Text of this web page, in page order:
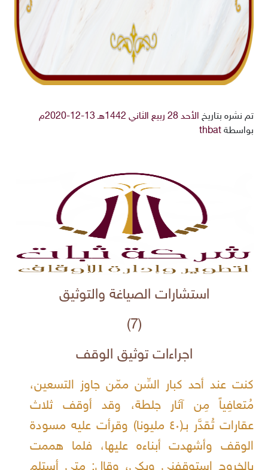
تم نشره بتاريخ الأحد 28 ربيع الثاني 1442هـ 13-12-2020م
بواسطة thbat
استشارات الصياغة والتوثيق
(7)
اجراءات توثيق الوقف
كنت عند أحد كبار السِّن ممّن جاوز التسعين،
مُتعافِياً مِن آثار جلطة، وقد أوقف ثلاث
عقارات تُقدَّر بـ(٤٠ مليونا) وقرأت عليه مسودة
الوقف وأشهدت أبناءه عليها، فلما هممت
بالخروج استوقفني وبكى، وقال: متى أستلم